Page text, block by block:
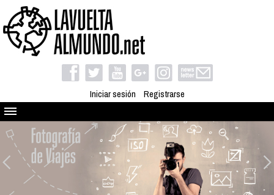
Iniciar sesión Registrarse
Quienes somos
El proyecto
Blog
Viaja con nosotros